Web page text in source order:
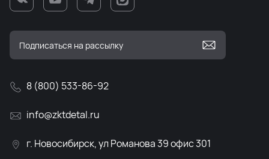
8 (800) 533-86-92
info@zktdetal.ru
г. Новосибирск, ул Романова 39 офис 301